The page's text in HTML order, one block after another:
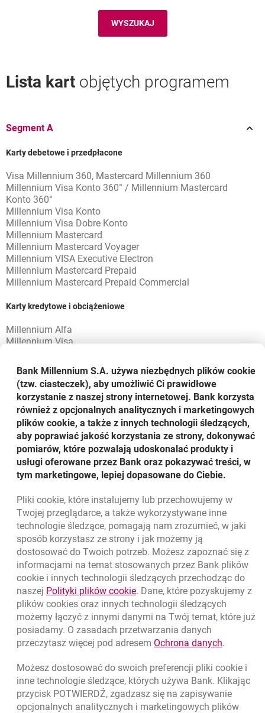
WYSZUKAJPROGRAM INSPIRACJE
Lista kart objętych programem
Segment A
Karty debetowe i przedpłacone
Visa Millennium 360, Mastercard Millennium 360
Millennium Visa Konto 360° / Millennium Mastercard
Konto 360°
Millennium Visa Konto
Millennium Visa Dobre Konto
Millennium Mastercard
Millennium Mastercard Voyager
Millennium VISA Executive Electron
Millennium Mastercard Prepaid
Millennium Mastercard Prepaid Commercial
Karty kredytowe i obciążeniowe
Millennium Alfa
Millennium Visa
Millennium Visa Impresja
Millennium Mastercard Impresja
WWF Millennium Mastercard
Millennium Visa Executive Silver
Millennium Mastercard Corporate
Millennium Visa Biznes
Segment B
Millennium Visa Gold
Millennium Visa Executive Gold
Millennium Mastercard Gold
Segment C
Karty debetowe
Millennium World Debit Mastercard
Millennium Visa Prestige
Millennium Visa Prestige World
Karty kredytowe
Millennium Mastercard World Elite
Millennium Visa Platinum
Millennium Visa Global
Nawigacja dolna
Zadzwoń do nas
801 331 331
(+48) 22 598 40 40
Migam
Znajdź placówkę lub bankomat otwiera się w nowej karcie
Oceń nas otwiera się w nowej karcie
Bank Millennium S.A. używa niezbędnych plików cookie
(tzw. ciasteczek), aby umożliwić Ci prawidłowe
korzystanie z naszej strony internetowej. Bank korzysta
również z opcjonalnych analitycznych i marketingowych
plików cookie, a także z innych technologii śledzących,
aby poprawiać jakość korzystania ze strony, dokonywać
pomiarów, które pozwalają udoskonalać produkty i
usługi oferowane przez Bank oraz pokazywać treści, w
tym marketingowe, lepiej dopasowane do Ciebie.
Pliki cookie, które instalujemy lub przechowujemy w
Twojej przeglądarce, a także wykorzystywane inne
technologie śledzące, pomagają nam zrozumieć, w jaki
sposób korzystasz ze strony i jak możemy ją
dostosować do Twoich potrzeb. Możesz zapoznać się z
informacjami na temat stosowanych przez Bank plików
cookie i innych technologii śledzących przechodząc do
naszej Polityki plików cookielink otwiera się w nowym oknie
. Dane, które pozyskujemy z
plików cookies oraz innych technologii śledzących
możemy łączyć z innymi danymi na Twój temat, które już
posiadamy. O zasadach przetwarzania danych
przeczytasz więcej pod adresem Ochrona danychlink
.
Możesz dostosować do swoich preferencji pliki cookie i
inne technologie śledzące, których używa Bank. Klikając
przycisk POTWIERDŹ, zgadzasz się na zapisywanie
opcjonalnych analitycznych i marketingowych plików